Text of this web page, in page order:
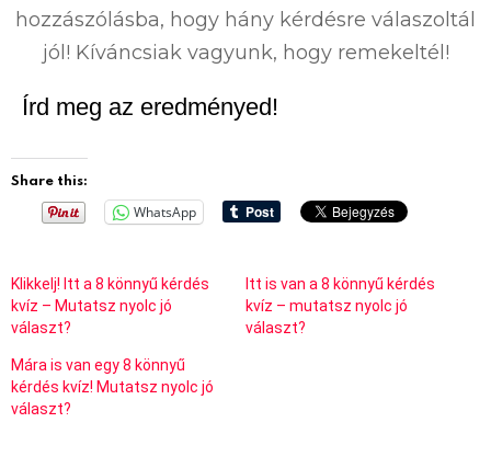
hozzászólásba, hogy hány kérdésre válaszoltál
jól! Kíváncsiak vagyunk, hogy remekeltél!
Írd meg az eredményed!
Share this:
WhatsApp
Klikkelj! Itt a 8 könnyű kérdés
kvíz – Mutatsz nyolc jó
választ?
Itt is van a 8 könnyű kérdés
kvíz – mutatsz nyolc jó
választ?
Mára is van egy 8 könnyű
kérdés kvíz! Mutatsz nyolc jó
választ?